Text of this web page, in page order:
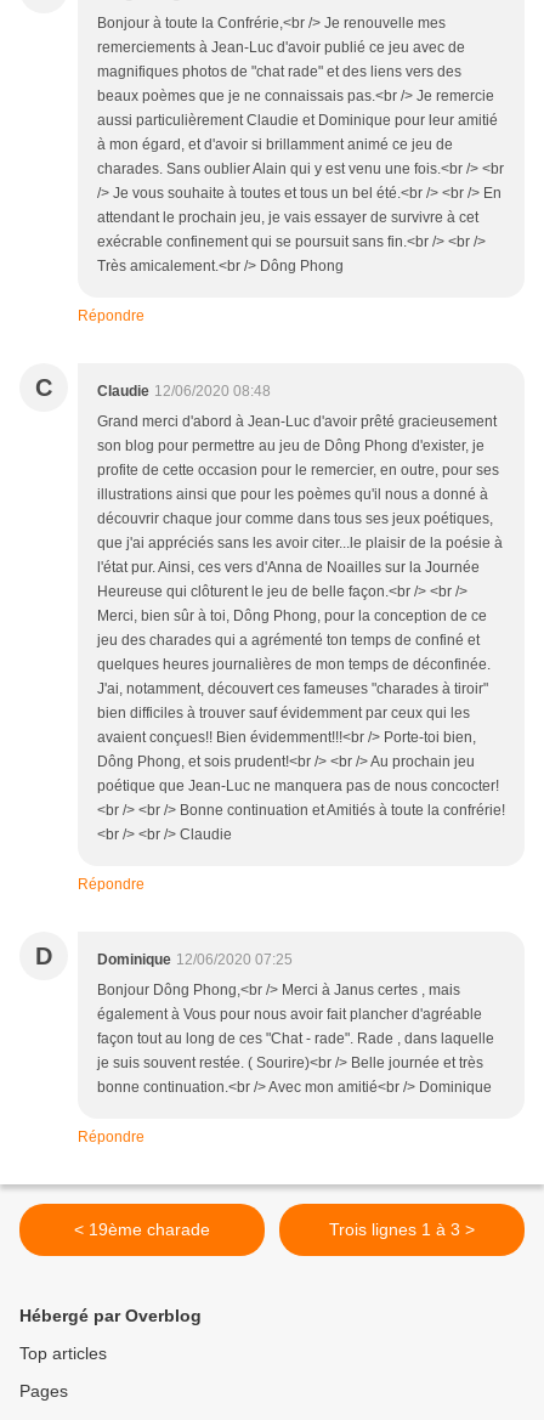
Bonjour à toute la Confrérie,<br /> Je renouvelle mes
remerciements à Jean-Luc d'avoir publié ce jeu avec de
magnifiques photos de "chat rade" et des liens vers des
beaux poèmes que je ne connaissais pas.<br /> Je remercie
aussi particulièrement Claudie et Dominique pour leur amitié
à mon égard, et d'avoir si brillamment animé ce jeu de
charades. Sans oublier Alain qui y est venu une fois.<br /> <br
/> Je vous souhaite à toutes et tous un bel été.<br /> <br /> En
attendant le prochain jeu, je vais essayer de survivre à cet
exécrable confinement qui se poursuit sans fin.<br /> <br />
Très amicalement.<br /> Dông Phong
Répondre
C Claudie 12/06/2020 08:48
Grand merci d'abord à Jean-Luc d'avoir prêté gracieusement
son blog pour permettre au jeu de Dông Phong d'exister, je
profite de cette occasion pour le remercier, en outre, pour ses
illustrations ainsi que pour les poèmes qu'il nous a donné à
découvrir chaque jour comme dans tous ses jeux poétiques,
que j'ai appréciés sans les avoir citer...le plaisir de la poésie à
l'état pur. Ainsi, ces vers d'Anna de Noailles sur la Journée
Heureuse qui clôturent le jeu de belle façon.<br /> <br />
Merci, bien sûr à toi, Dông Phong, pour la conception de ce
jeu des charades qui a agrémenté ton temps de confiné et
quelques heures journalières de mon temps de déconfinée.
J'ai, notamment, découvert ces fameuses "charades à tiroir"
bien difficiles à trouver sauf évidemment par ceux qui les
avaient conçues!! Bien évidemment!!!<br /> Porte-toi bien,
Dông Phong, et sois prudent!<br /> <br /> Au prochain jeu
poétique que Jean-Luc ne manquera pas de nous concocter!
<br /> <br /> Bonne continuation et Amitiés à toute la confrérie!
<br /> <br /> Claudie
Répondre
D Dominique 12/06/2020 07:25
Bonjour Dông Phong,<br /> Merci à Janus certes , mais
également à Vous pour nous avoir fait plancher d'agréable
façon tout au long de ces "Chat - rade". Rade , dans laquelle
je suis souvent restée. ( Sourire)<br /> Belle journée et très
bonne continuation.<br /> Avec mon amitié<br /> Dominique
Répondre
< 19ème charade Trois lignes 1 à 3 >
Hébergé par Overblog
Top articles
Pages